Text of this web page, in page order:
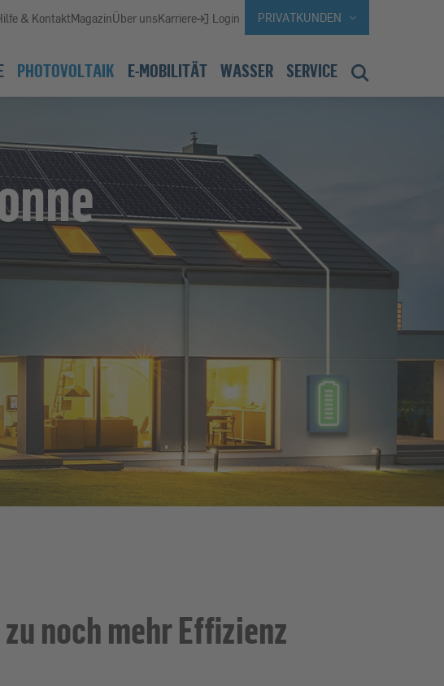
& KontaktMagazinÜber unsKarriere Login WEBSEITENBEREICH WECHSELN,
PRIVATKUNDEN
PHOTOVOLTAIK E-MOBILITÄT WASSER SERVICE
noch mehr Effizienz